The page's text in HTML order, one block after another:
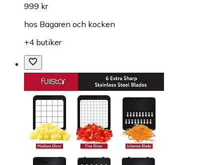
999 kr
hos Bagaren och kocken
+4 butiker